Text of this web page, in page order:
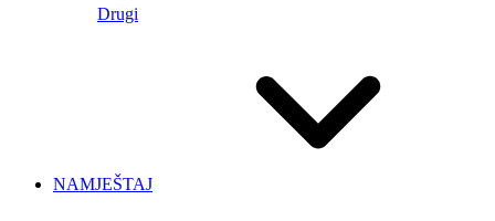
Drugi
NAMJEŠTAJ